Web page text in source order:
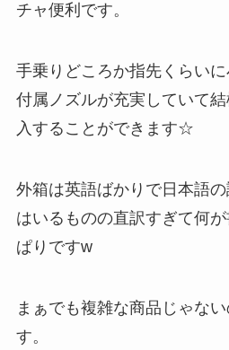
チャ便利です。
手乗りどころか指先くらいに
付属ノズルが充実していて
入することができます☆
外箱は英語ばかりで日本語
はいるものの直訳すぎて何
ぱりですw
まぁでも複雑な商品じゃな
す。